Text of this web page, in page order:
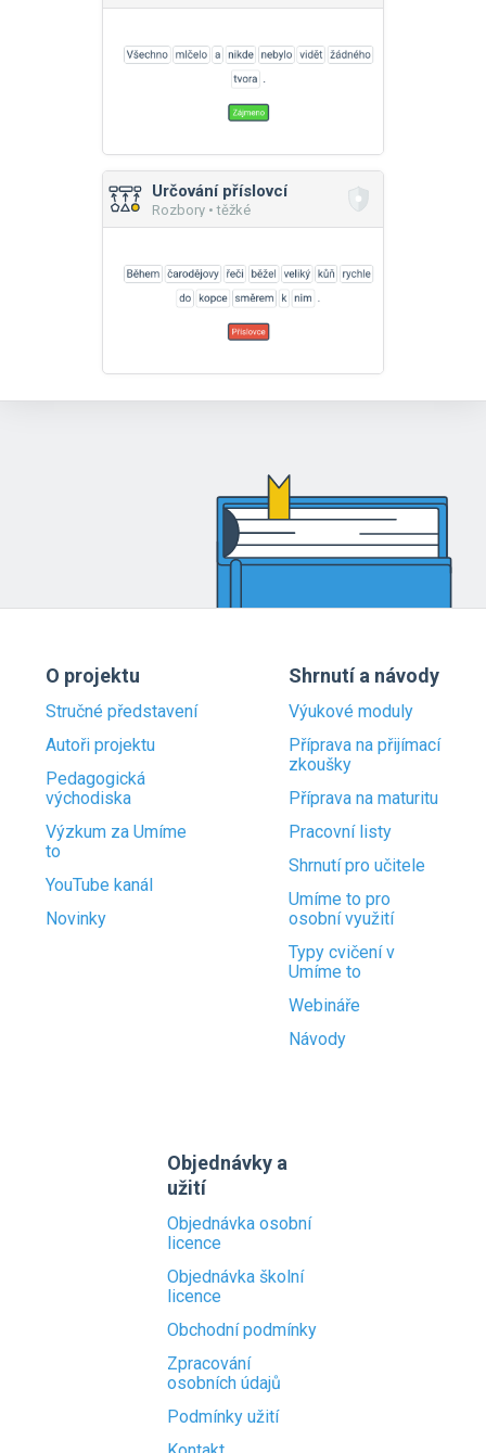
Určování příslovcí
Rozbory • těžké
O projektu
Stručné představení
Autoři projektu
Pedagogická
východiska
Výzkum za Umíme
to
YouTube kanál
Novinky
Shrnutí a návody
Výukové moduly
Příprava na přijímací
zkoušky
Příprava na maturitu
Pracovní listy
Shrnutí pro učitele
Umíme to pro
osobní využití
Typy cvičení v
Umíme to
Webináře
Návody
Objednávky a
užití
Objednávka osobní
licence
Objednávka školní
licence
Obchodní podmínky
Zpracování
osobních údajů
Podmínky užití